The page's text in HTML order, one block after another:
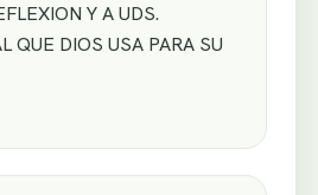
Y A UDS.
QUE DIOS USA PARA SU